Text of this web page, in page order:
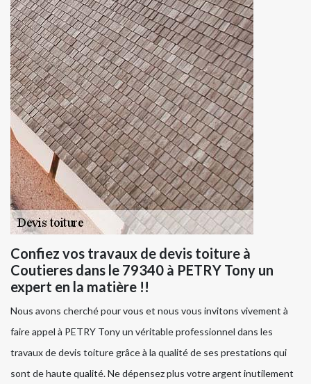
Confiez vos travaux de devis toiture à
Coutieres dans le 79340 à PETRY Tony un
expert en la matière !!
Nous avons cherché pour vous et nous vous invitons vivement à
faire appel à PETRY Tony un véritable professionnel dans les
travaux de devis toiture grâce à la qualité de ses prestations qui
sont de haute qualité. Ne dépensez plus votre argent inutilement